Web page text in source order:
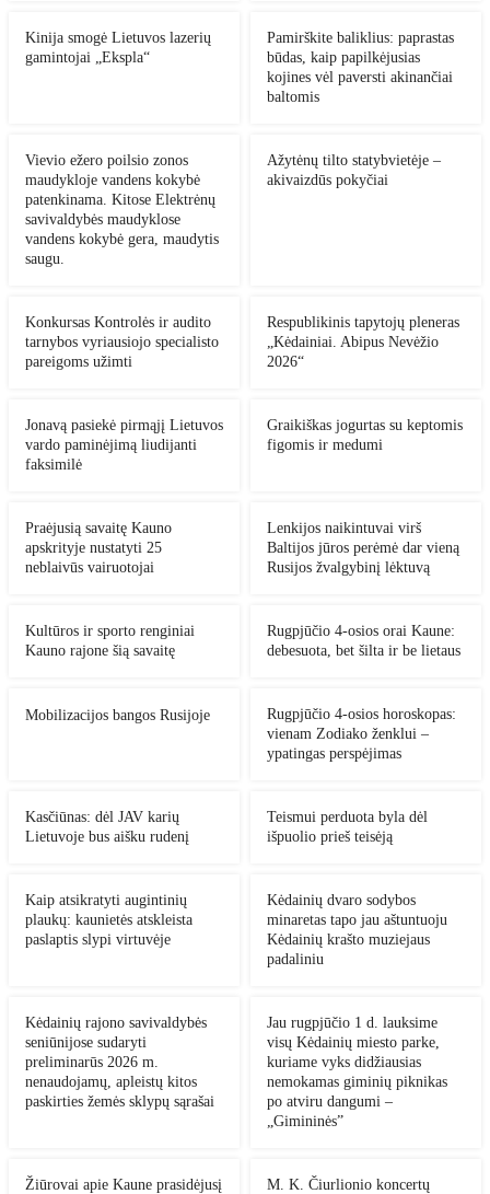
Kinija smogė Lietuvos lazerių
gamintojai „Ekspla“
Pamirškite baliklius: paprastas
būdas, kaip papilkėjusias
kojines vėl paversti akinančiai
baltomis
Vievio ežero poilsio zonos
maudykloje vandens kokybė
patenkinama. Kitose Elektrėnų
savivaldybės maudyklose
vandens kokybė gera, maudytis
saugu.
Ažytėnų tilto statybvietėje –
akivaizdūs pokyčiai
Konkursas Kontrolės ir audito
tarnybos vyriausiojo specialisto
pareigoms užimti
Respublikinis tapytojų pleneras
„Kėdainiai. Abipus Nevėžio
2026“
Jonavą pasiekė pirmąjį Lietuvos
vardo paminėjimą liudijanti
faksimilė
Graikiškas jogurtas su keptomis
figomis ir medumi
Praėjusią savaitę Kauno
apskrityje nustatyti 25
neblaivūs vairuotojai
Lenkijos naikintuvai virš
Baltijos jūros perėmė dar vieną
Rusijos žvalgybinį lėktuvą
Kultūros ir sporto renginiai
Kauno rajone šią savaitę
Rugpjūčio 4-osios orai Kaune:
debesuota, bet šilta ir be lietaus
Mobilizacijos bangos Rusijoje
Rugpjūčio 4-osios horoskopas:
vienam Zodiako ženklui –
ypatingas perspėjimas
Kasčiūnas: dėl JAV karių
Lietuvoje bus aišku rudenį
Teismui perduota byla dėl
išpuolio prieš teisėją
Kaip atsikratyti augintinių
plaukų: kaunietės atskleista
paslaptis slypi virtuvėje
Kėdainių dvaro sodybos
minaretas tapo jau aštuntuoju
Kėdainių krašto muziejaus
padaliniu
Kėdainių rajono savivaldybės
seniūnijose sudaryti
preliminarūs 2026 m.
nenaudojamų, apleistų kitos
paskirties žemės sklypų sąrašai
Jau rugpjūčio 1 d. lauksime
visų Kėdainių miesto parke,
kuriame vyks didžiausias
nemokamas giminių piknikas
po atviru dangumi –
„Gimininės”
Žiūrovai apie Kaune prasidėjusį M. K. Čiurlionio koncertų